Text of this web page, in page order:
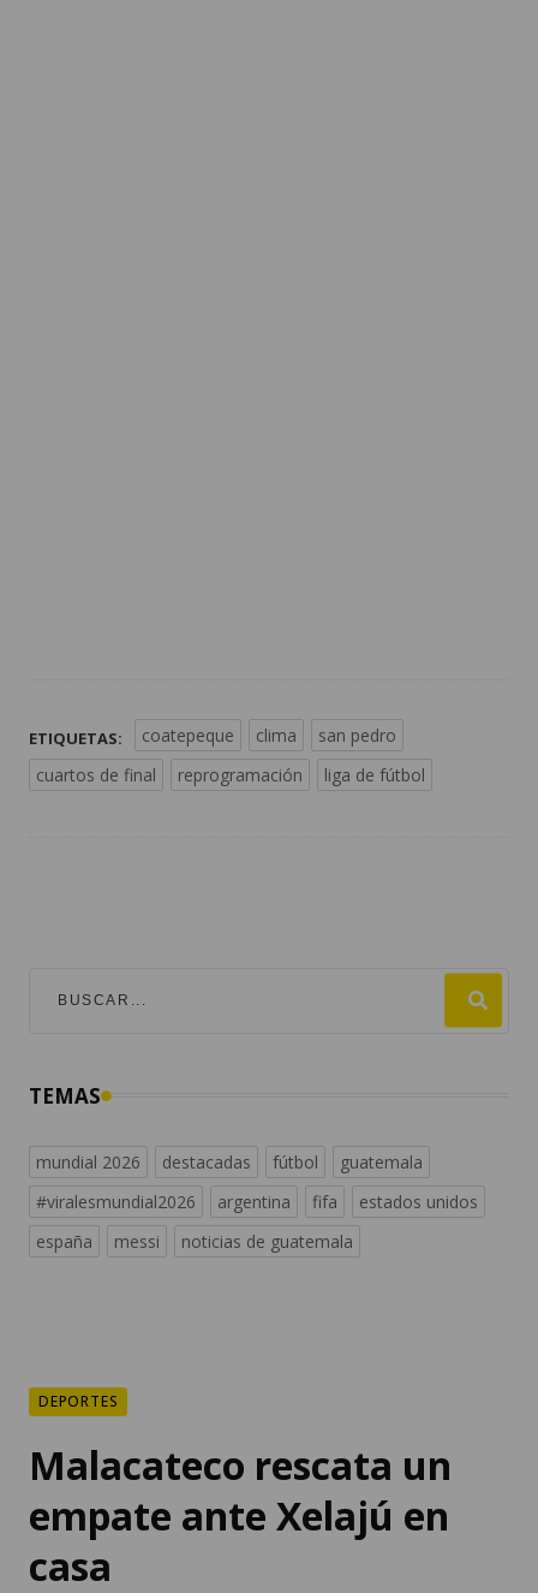
ETIQUETAS: coatepeque clima
san pedro
cuartos de final
reprogramación liga de fútbol
TEMAS
mundial 2026 destacadas fútbol
guatemala
#viralesmundial2026
argentina fifa
estados unidos
españa
messi noticias de guatemala
DEPORTES
Malacateco rescata un
empate ante Xelajú en
casa